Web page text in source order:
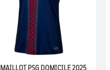
MAILLOT PSG DOMICILE 2025